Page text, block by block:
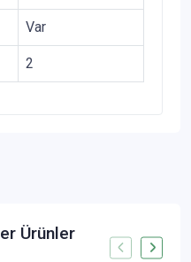
Var
2
Ürünler